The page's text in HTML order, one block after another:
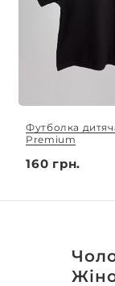
Футболка
Premium
160 грн.